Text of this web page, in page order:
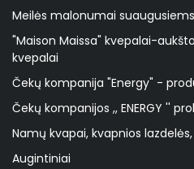
Meilės malonumai suaugusiems
"Maison Maissa" kvepalai-
kvepalai
Čekų kompanija "Energy" -
Čekų kompanijos ,, ENERGY ''
Namų kvapai, kvapnios
Augintiniai